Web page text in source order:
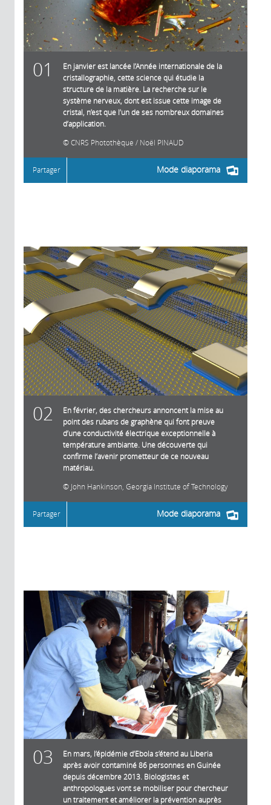
01
En janvier est lancée l’Année internationale de la
cristallographie, cette science qui étudie la
structure de la matière. La recherche sur le
système nerveux, dont est issue cette image de
cristal, n’est que l’un de ses nombreux domaines
d’application.
CNRS Photothèque / Noël PINAUD
Mode diaporama
Partager
02
En février, des chercheurs annoncent la mise au
point des rubans de graphène qui font preuve
d’une conductivité électrique exceptionnelle à
température ambiante. Une découverte qui
confirme l’avenir prometteur de ce nouveau
matériau.
John Hankinson, Georgia Institute of Technology
Mode diaporama
Partager
03
En mars, l’épidémie d’Ebola s’étend au Liberia
après avoir contaminé 86 personnes en Guinée
depuis décembre 2013. Biologistes et
anthropologues vont se mobiliser pour chercheur
un traitement et améliorer la prévention auprès